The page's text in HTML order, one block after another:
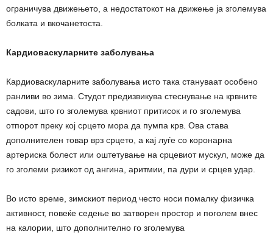
ограничува движењето, а недостатокот на движење ја зголемува
болката и вкочанетоста.
Кардиоваскуларните заболувања
Кардиоваскуларните заболувања исто така стануваат особено
ранливи во зима. Студот предизвикува стеснување на крвните
садови, што го зголемува крвниот притисок и го зголемува
отпорот преку кој срцето мора да пумпа крв. Ова става
дополнителен товар врз срцето, а кај луѓе со коронарна
артериска болест или оштетување на срцевиот мускул, може да
го зголеми ризикот од ангина, аритмии, па дури и срцев удар.
Во исто време, зимскиот период често носи помалку физичка
активност, повеќе седење во затворен простор и поголем внес
на калории, што дополнително го зголемува